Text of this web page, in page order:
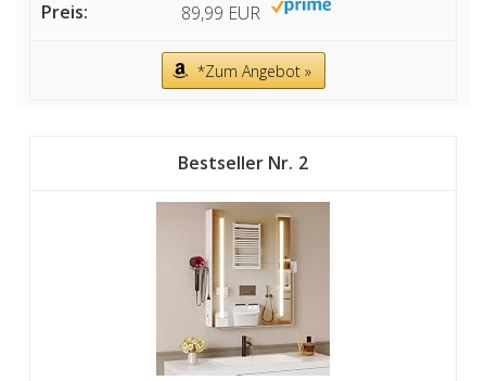
89,99 EUR
*Zum Angebot »
2